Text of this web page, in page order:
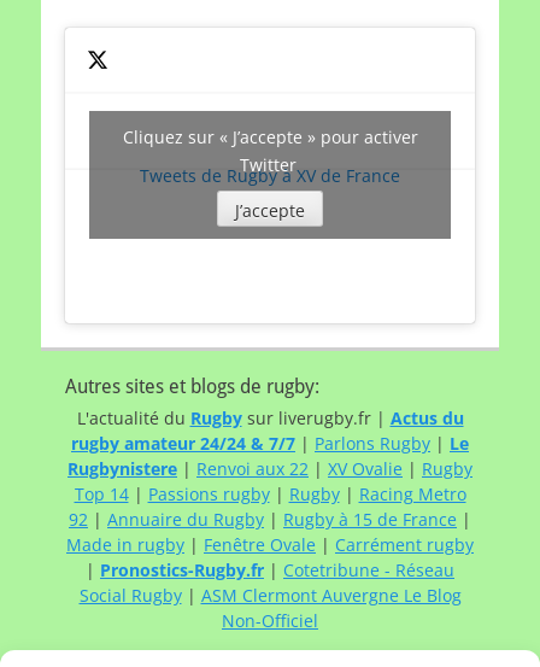
Tweets de Rugby à XV de France
Cliquez sur « J’accepte » pour activer
Twitter
J’accepte
Autres sites et blogs de rugby:
L'actualité du Rugbysur liverugby.fr | Actus du
rugby amateur 24/24 & 7/7 | Parlons Rugby | Le
Rugbynistere | Renvoi aux 22 | XV Ovalie | Rugby
Top 14| Passions rugby| Rugby| Racing Metro
92 | Annuaire du Rugby | Rugby à 15 de France |
Made in rugby | Fenêtre Ovale | Carrément rugby
| Pronostics-Rugby.fr | Cotetribune - Réseau
Social Rugby| ASM Clermont Auvergne Le Blog
Non-Officiel